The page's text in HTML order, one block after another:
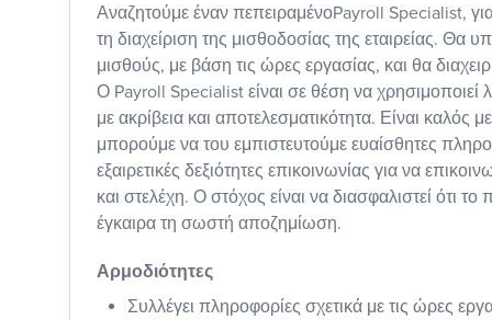
Αναζητούμε έναν πεπειραμένοPayroll Specialist,
τη διαχείριση της μισθοδοσίας της εταιρείας. Θα
μισθούς, με βάση τις ώρες εργασίας, και θα
Ο Payroll Specialist είναι σε θέση να χρησιμοποιεί
με ακρίβεια και αποτελεσματικότητα. Είναι καλός
μπορούμε να του εμπιστευτούμε ευαίσθητες
εξαιρετικές δεξιότητες επικοινωνίας για να
και στελέχη. Ο στόχος είναι να διασφαλιστεί ότι
έγκαιρα τη σωστή αποζημίωση.
Αρμοδιότητες
Συλλέγει πληροφορίες σχετικά με τις ώρες